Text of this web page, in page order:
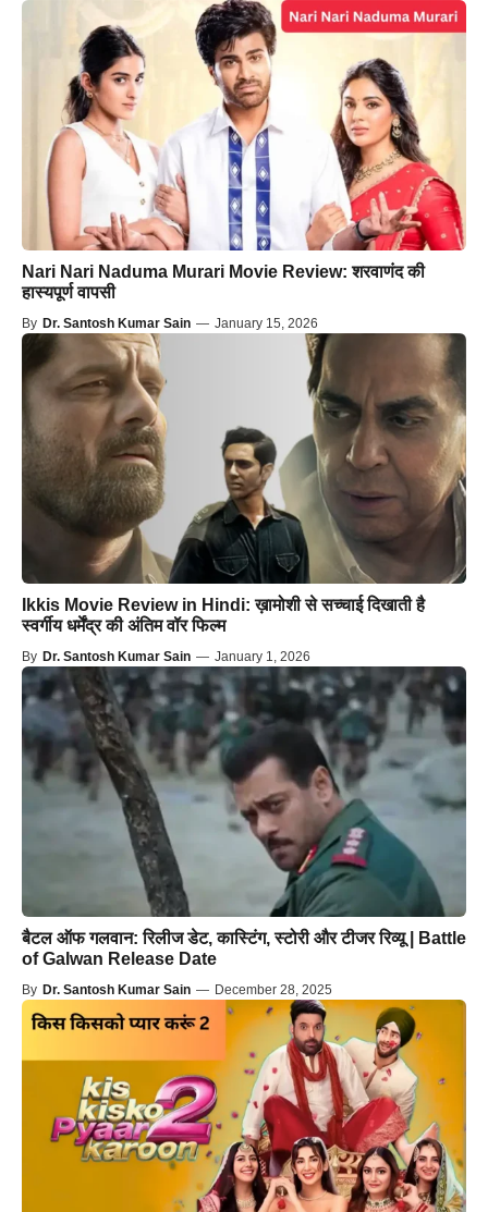
Nari Nari Naduma Murari Movie Review: शरवाणंद की
हास्यपूर्ण वापसी
By Dr. Santosh Kumar Sain — January 15, 2026
Ikkis Movie Review in Hindi: ख़ामोशी से सच्चाई दिखाती है
स्वर्गीय धर्मेंद्र की अंतिम वॉर फिल्म
By Dr. Santosh Kumar Sain — January 1, 2026
बैटल ऑफ गलवान: रिलीज डेट, कास्टिंग, स्टोरी और टीजर रिव्यू | Battle
of Galwan Release Date
By Dr. Santosh Kumar Sain — December 28, 2025